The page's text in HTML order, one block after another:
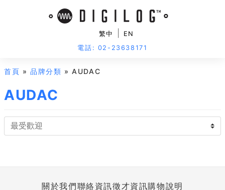
繁中
EN
電話: 02-23638171
首頁 »品牌分類 » AUDAC
AUDAC
關於我們聯絡資訊徵才資訊購物說明